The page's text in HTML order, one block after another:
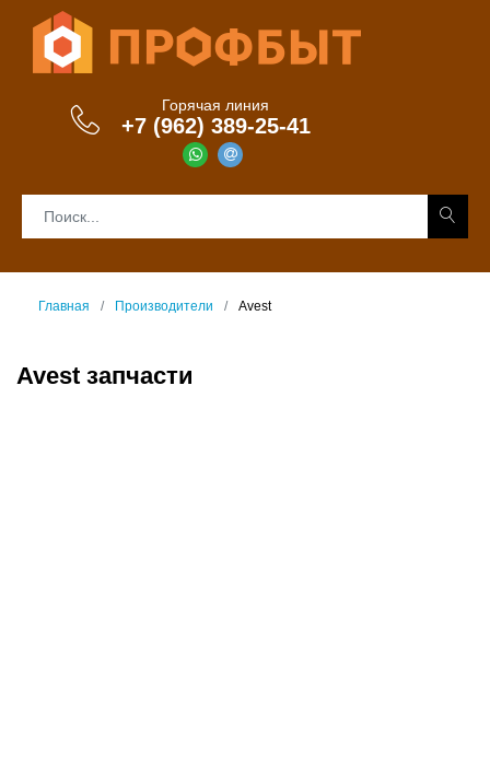
Горячая линия
+7 (962) 389-25-41
Главная Производители Avest
Avest запчасти